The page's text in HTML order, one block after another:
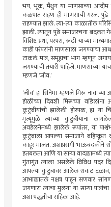
भय, भूक, मैथुन या माणसाच्या आदीम
कळपात राहणं ही माणसाची गरज. पुढे
राहण्यात झालं. त्या-त्या काळातील
झाली. त्यातून पुढे समाजरचना बदलत
विशिष्ट प्रथा, परंपरा, रूढी यांच्या
काही परंपरांनी माणसाला जगण्याचा
टाकलं. मात्र, समूहाचा भाग म्हणून
जगण्याची तयारी पाहिजे. माणसाच्या
म्हणजे ‘जीव.’
‘जीव’ हा सिनेमा म्हणजे मिरू नावाच्या
होळीच्या दिवशी मिरूच्या
कुटुंबीयांची झालेली होरपळ, हा या
मृत्यूमुळे त्याच्या कुटुंबीयांना
अवहेलनेमध्ये झालेलं रूपांतर, या
कुटुंबाला आपल्या समाजाने बहिष्कृत
काहूर माजतं. अशाप्रसंगी भाऊबंदकीने
हतबलता आणि या सार्‍या वादळामध्ये
गुंतागुंत त्याला असलेले विविध पदर
आपल्या कुटुंबावर आलेलं संकट टळावं,
आभाळातलं नक्षत्र पाहून सणवार
जगणारा त्याचा मुलगा या सार्‍या
अशा पद्धतीचा राहिला आहे.